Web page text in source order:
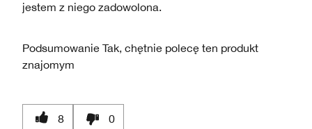
jestem z niego zadowolona.
Podsumowanie Tak, chętnie polecę ten produkt
znajomym
8 0